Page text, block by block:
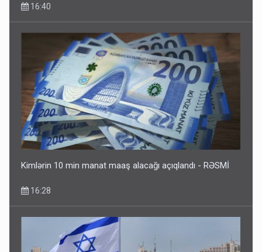
16:40
Kimlərin 10 min manat maaş alacağı açıqlandı - RƏSMİ
16:28